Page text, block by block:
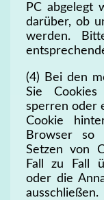
PC abgelegt
darüber, ob
werden.
(4) Bei den
Sie
sperren oder
Cookie
Browser so
Setzen von
Fall zu Fall
oder die